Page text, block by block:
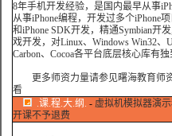
8年手机开发经验，是国内最早从事
从事iPhone编程，开发过多个iPhone
和iPhone SDK开发，精通Symbian开
戏开发， 对Linux、Windows Win32、
Carbon、Cocoa各平台底层核心库有
更多师资力量请参见曙海教育师
看
.课.程.大.纲. -虚拟机模拟器演
开课不予退费